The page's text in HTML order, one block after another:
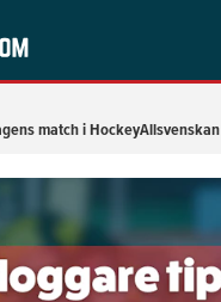
match i HockeyAllsvenskan